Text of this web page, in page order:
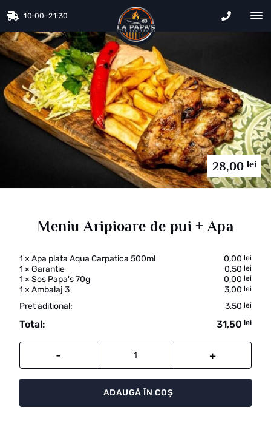
10:00-21:30
La
Meniu Aripioare de pui + Apa
28,00lei
1 × Apa plata Aqua Carpatica 500ml 0,00 lei
1 × Garantie 0,50 lei
1 × Sos Papa's 70g 0,00 lei
1 × Ambalaj 3 3,00 lei
Pret aditional: 3,50 lei
Total: 31,50 lei
ADAUGĂ ÎN COȘ